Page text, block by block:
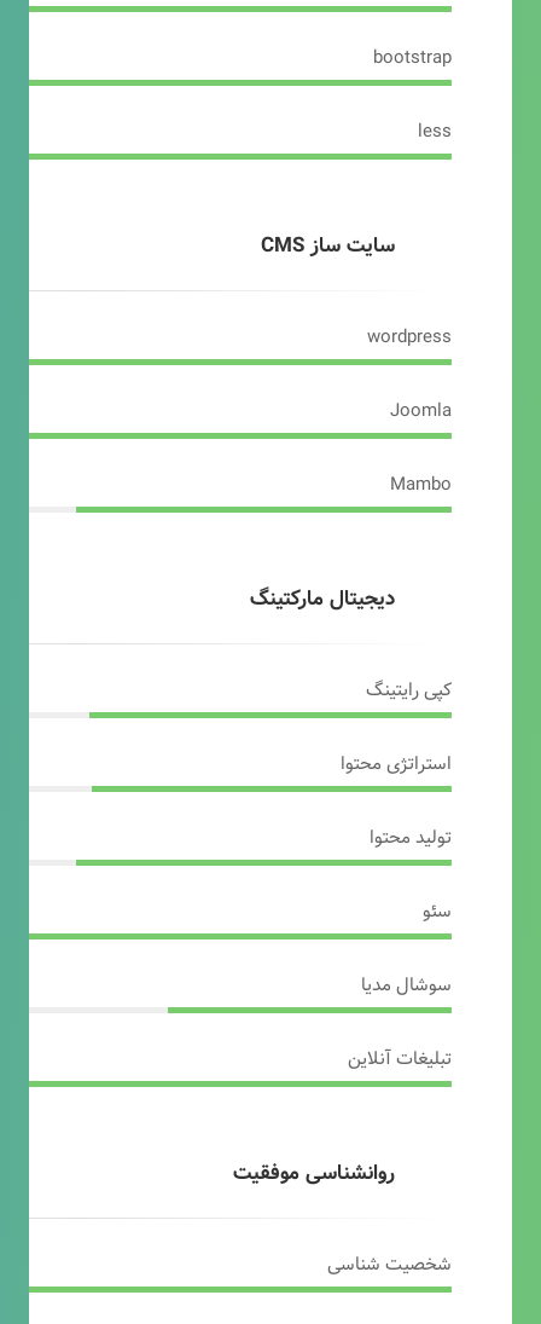
bootstrap
less
سایت ساز CMS
wordpress
Joomla
Mambo
دیجیتال مارکتینگ
کپی رایتینگ
استراتژی محتوا
تولید محتوا
سئو
سوشال مدیا
تبلیغات آنلاین
روانشناسی موفقیت
شخصیت شناسی